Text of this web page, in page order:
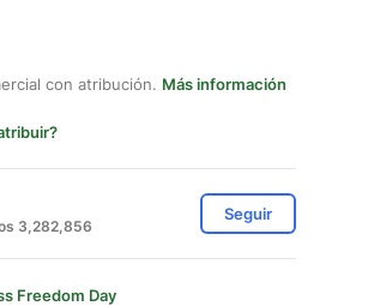
con atribución. Más información
3,282,856
Seguir
Freedom Day